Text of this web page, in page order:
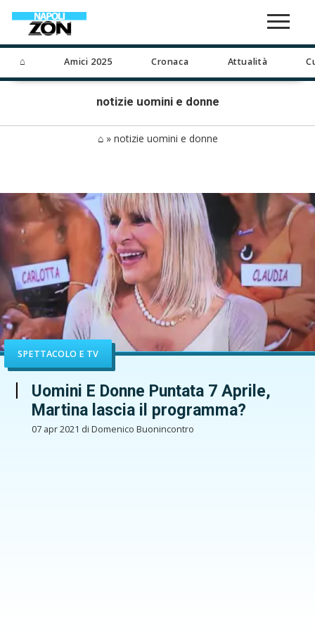
⌂ Amici 2025 Cronaca Attualità
notizie uomini e donne
⌂» notizie uomini e donne
SPETTACOLO E TV
Uomini E Donne Puntata 7 Aprile,
Martina lascia il programma?
07 apr 2021 di Domenico Buonincontro